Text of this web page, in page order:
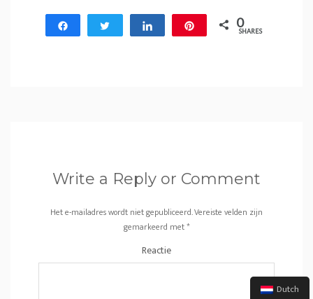
Share Tweet Share 0
SHARES
Write a Reply or Comment
Het e-mailadres wordt niet gepubliceerd.Vereiste velden zijn
gemarkeerd met*
Reactie
Dutch